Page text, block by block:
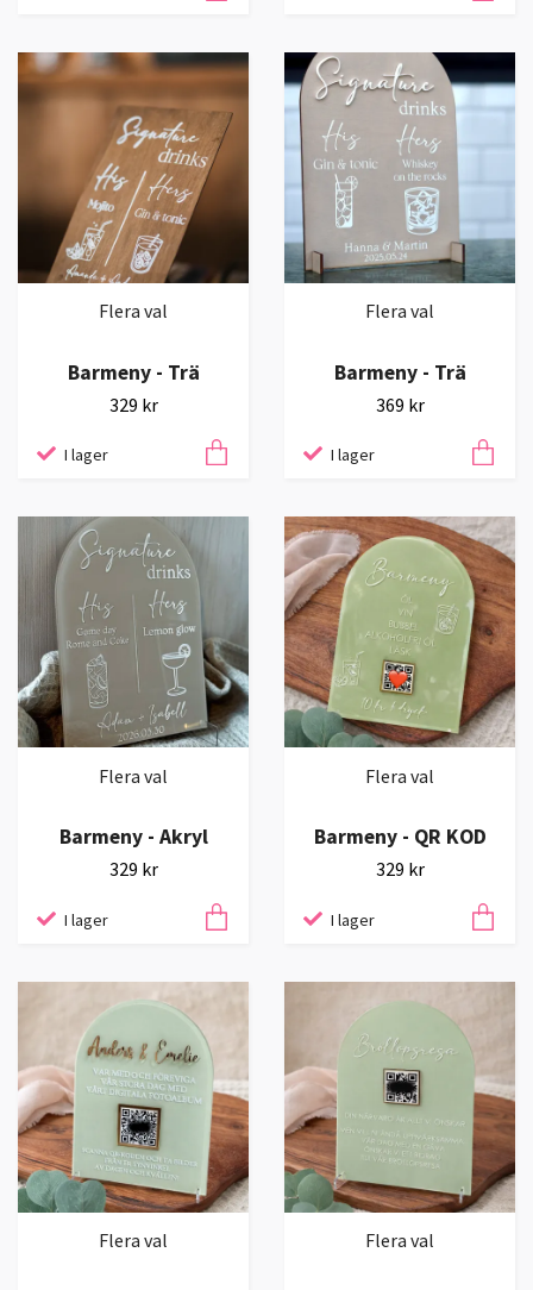
Flera val
Barmeny - Trä
329 kr
I lager
Flera val
Barmeny - Trä
369 kr
I lager
Flera val
Barmeny - Akryl
329 kr
I lager
Flera val
Barmeny - QR KOD
329 kr
I lager
Flera val Flera val